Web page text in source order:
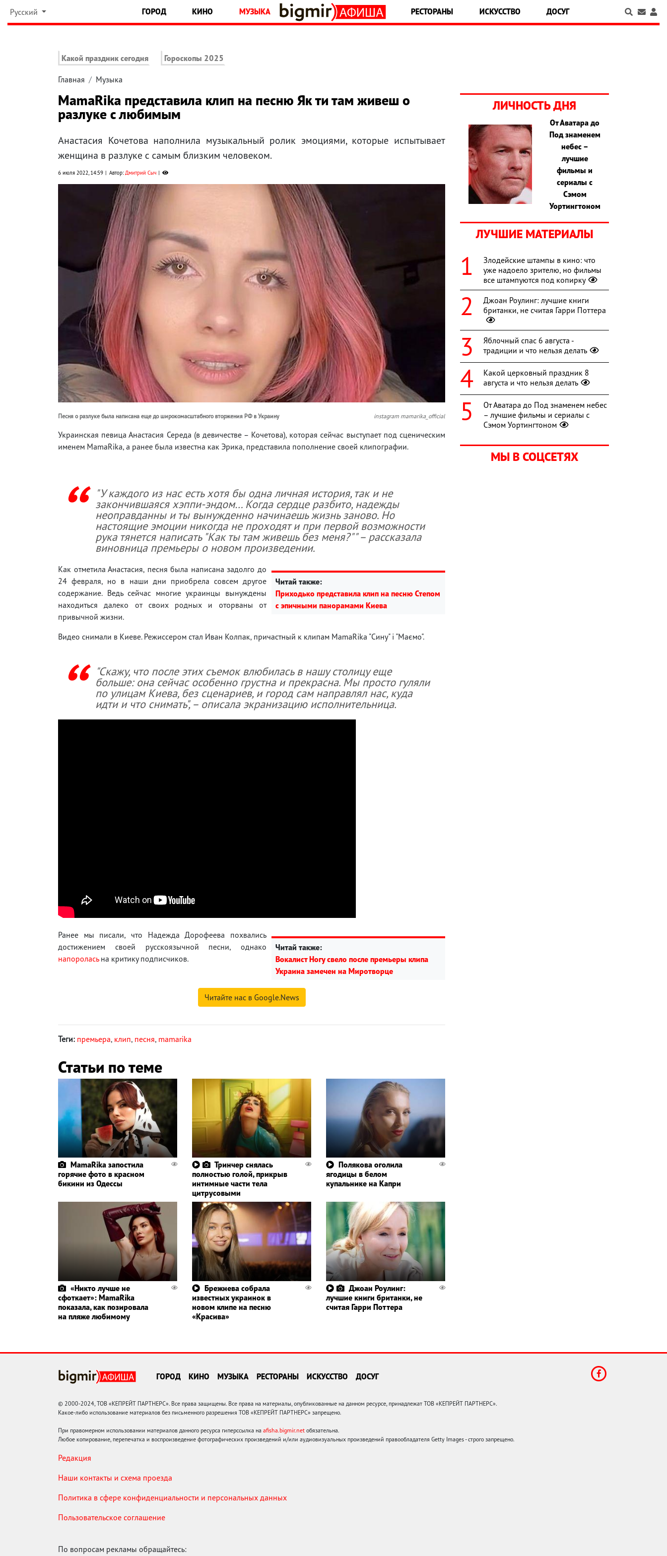
Русский ГОРОД КИНО МУЗЫКА РЕСТОРАНЫ ИСКУССТВО ДОСУГ
Какой праздник сегодня Гороскопы 2025
Главная Музыка
MamaRika представила клип на песню Як ти там живеш о
разлуке с любимым
Анастасия Кочетова наполнила музыкальный ролик эмоциями, которые испытывает
женщина в разлуке с самым близким человеком.
6 июля 2022, 14:59 Автор:Дмитрий Сыч
Песня о разлуке была написана еще до широкомасштабного вторжения РФ в Украину instagram mamarika_official
Украинская певица Анастасия Середа (в девичестве – Кочетова), которая сейчас выступает под сценическим
именем MamaRika, а ранее была известна как Эрика, представила пополнение своей клипографии.
"У каждого из нас есть хотя бы одна личная история, так и не
закончившаяся хэппи-эндом… Когда сердце разбито, надежды
неоправданны и ты вынужденно начинаешь жизнь заново. Но
настоящие эмоции никогда не проходят и при первой возможности
рука тянется написать "Как ты там живешь без меня?"" – рассказала
виновница премьеры о новом произведении.
Читай также:
Приходько представила клип на песню Степом
с эпичными панорамами Киева
Как отметила Анастасия, песня была написана задолго до
24 февраля, но в наши дни приобрела совсем другое
содержание. Ведь сейчас многие украинцы вынуждены
находиться далеко от своих родных и оторваны от
привычной жизни.
Видео снимали в Киеве. Режиссером стал Иван Колпак, причастный к клипам MamaRika "Сину" і "Маємо".
"Скажу, что после этих съемок влюбилась в нашу столицу еще
больше: она сейчас особенно грустна и прекрасна. Мы просто гуляли
по улицам Киева, без сценариев, и город сам направлял нас, куда
идти и что снимать", – описала экранизацию исполнительница.
Читай также:
Вокалист Ногу свело после премьеры клипа
Украина замечен на Миротворце
Ранее мы писали, что Надежда Дорофеева похвались
достижением своей русскоязычной песни, однако
напороласьна критику подписчиков.
Читайте нас в Google.News
Теги: премьера, клип, песня, mamarika
Статьи по теме
MamaRika запостила
горячие фото в красном
бикини из Одессы
Тринчер снялась
полностью голой, прикрыв
интимные части тела
цитрусовыми
Полякова оголила
ягодицы в белом
купальнике на Капри
«Никто лучше не
сфоткает»: MamaRika
показала, как позировала
на пляже любимому
Брежнева собрала
известных украинок в
новом клипе на песню
«Красива»
Джоан Роулинг:
лучшие книги британки, не
считая Гарри Поттера
ЛИЧНОСТЬ ДНЯ
От Аватара до
Под знаменем
небес –
лучшие
фильмы и
сериалы с
Сэмом
Уортингтоном
ЛУЧШИЕ МАТЕРИАЛЫ
Злодейские штампы в кино: что
уже надоело зрителю, но фильмы
все штампуются под копирку
Джоан Роулинг: лучшие книги
британки, не считая Гарри Поттера
Яблочный спас 6 августа -
традиции и что нельзя делать
Какой церковный праздник 8
августа и что нельзя делать
От Аватара до Под знаменем небес
– лучшие фильмы и сериалы с
Сэмом Уортингтоном
МЫ В СОЦСЕТЯХ
ГОРОД КИНО МУЗЫКА РЕСТОРАНЫ ИСКУССТВО ДОСУГ
© 2000-2024, ТОВ «КЕПРЕЙТ ПАРТНЕРС». Все права защищены. Все права на материалы, опубликованные на данном ресурсе, принадлежат ТОВ «КЕПРЕЙТ ПАРТНЕРС».
Какое-либо использование материалов без письменного разрешения ТОВ «КЕПРЕЙТ ПАРТНЕРС» запрещено.
При правомерном использовании материалов данного ресурса гиперссылка на afisha.bigmir.net обязательна.
Любое копирование, перепечатка и воспроизведение фотографических произведений и/или аудиовизуальных произведений правообладателя Getty Images - строго запрещено.
Редакция
Наши контакты и схема проезда
Политика в сфере конфиденциальности и персональных данных
Пользовательское соглашение
По вопросам рекламы обращайтесь: